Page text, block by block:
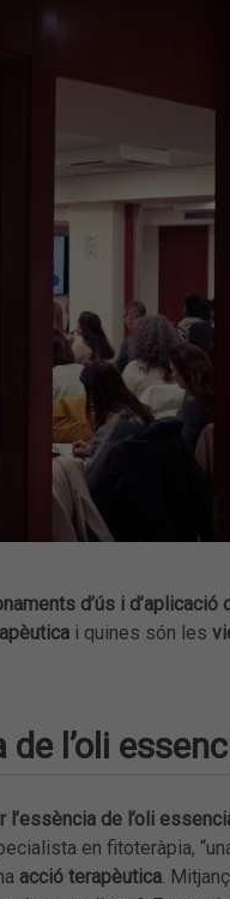
d’ús i
i quines són les
l’oli
l’essència de l’oli
en fitoteràpia,
acció terapèutica.